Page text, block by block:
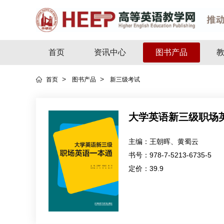
首页 资讯中心 图书产品
首页 > 图书产品 > 新三级考试
大学英语新三级职场
主编： 王朝晖、黄蜀云
书号： 978-7-5213-6735-5
定价： 39.9